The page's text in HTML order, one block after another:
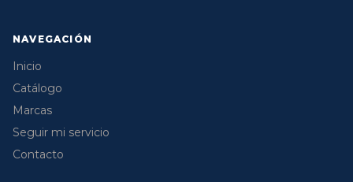
NAVEGACIÓN
Inicio
Catálogo
Marcas
Seguir mi servicio
Contacto